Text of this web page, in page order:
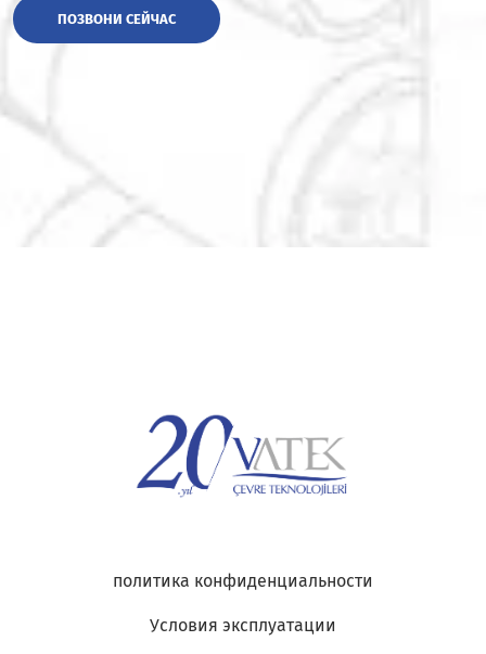
ПОЗВОНИ СЕЙЧАС
политика конфиденциальности
Условия эксплуатации